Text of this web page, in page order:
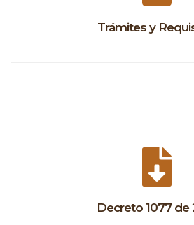
Trámites y
Decreto 1077 de